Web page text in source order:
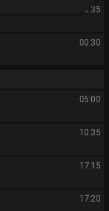
23:35
00:30
05:00
10:35
17:15
17:20